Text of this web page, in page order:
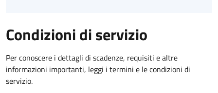
Condizioni di servizio
Per conoscere i dettagli di scadenze, requisiti e altre
informazioni importanti, leggi i termini e le condizioni di
servizio.